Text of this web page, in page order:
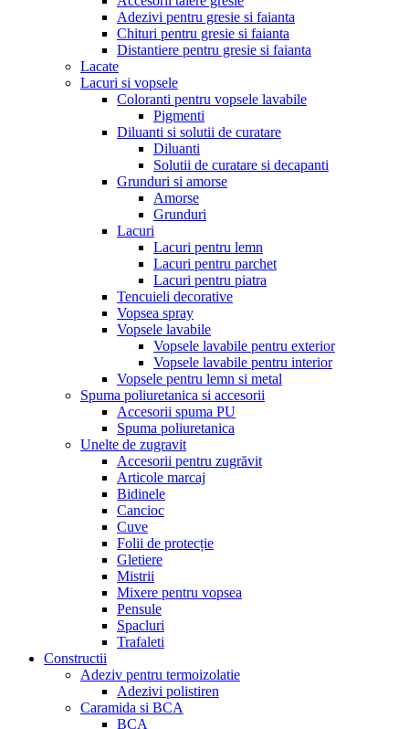
Adezivi pentru gresie si faianta
Chituri pentru gresie si faianta
Distantiere pentru gresie si faianta
Lacate
Lacuri si vopsele
Coloranti pentru vopsele lavabile
Pigmenti
Diluanti si solutii de curatare
Diluanti
Solutii de curatare si decapanti
Grunduri si amorse
Amorse
Grunduri
Lacuri
Lacuri pentru lemn
Lacuri pentru parchet
Lacuri pentru piatra
Tencuieli decorative
Vopsea spray
Vopsele lavabile
Vopsele lavabile pentru exterior
Vopsele lavabile pentru interior
Vopsele pentru lemn si metal
Spuma poliuretanica si accesorii
Accesorii spuma PU
Spuma poliuretanica
Unelte de zugravit
Accesorii pentru zugrăvit
Articole marcaj
Bidinele
Cancioc
Cuve
Folii de protecție
Gletiere
Mistrii
Mixere pentru vopsea
Pensule
Spacluri
Trafaleti
Constructii
Adeziv pentru termoizolatie
Adezivi polistiren
Caramida si BCA
BCA